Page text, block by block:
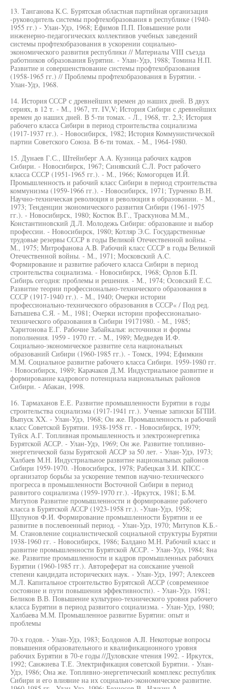
13. Танганова К.С. Бурятская областная партийная организация
-руководитель системы профтехобразования в республике (1940-
1955 гг.) - Улан-Удэ, 1968; Ефимов П.П. Повышение роли
инженерно-педагогических коллективов учебных заведений
системы профтехобразования в ускорении социально-
экономического развития республики // Материалы VIII съезда
работников образования Бурятии. - Улан-Удэ, 1988; Томина Н.П.
Развитие и совершенствование системы профтехобразования
(1958-1965 гг.) // Проблемы профтехобразования в Бурятии. -
Улан-Удэ, 1968.
14. История СССР с древнейших времен до наших дней. В двух
сериях, в 12 т. - М., 1967, тт. IV,V; История Сибири с древнейших
времен до наших дней. В 5-ти томах. - Л., 1968, тг. 2,3; История
рабочего класса Сибири в период строительства социализма
(1917-1937 гг.). - Новосибирск, 1982; История Коммунистической
партии Советского Союза. В 6-ти томах. - М., 1964-1980.
15. Дунаев Г.С., Штейнберг A.A. Кузница рабочих кадров
Сибири. - Новосибирск, 1967; Синявский С.Л. Рост рабочего
класса СССР (1951-1965 гг.). - М., 1966; Комогорцев И.Й.
Промышленность и рабочий класс Сибири в период строительства
коммунизма (1959-1966 гг.). - Новосибирск, 1971; Турченко В.Н.
Научно-техническая революция и революция в образовании. - М.,
1973; Тенденции экономического развития Сибири (1961-1975
гг.). - Новосибирск, 1980; Костюк В.Г., Траскунова М.М.,
Константиновский Д.Л. Молодежь Сибири: образование и выбор
профессии. - Новосибирск, 1980; Котляр Э.С. Государственные
трудовые резервы СССР в годы Великой Отечественной войны. -
М., 1975; Митрофанова A.B. Рабочий класс СССР в годы Великой
Отечественной войны. - М., 1971; Московский A.C.
Формирование и развитие рабочего класса Сибири в период
строительства социализма. - Новосибирск, 1968; Орлов Б.П.
Сибирь сегодня: проблемы и решения. - М., 1974; Осовский Е.С.
Развитие теории профессионально-технического образования в
СССР (1917-1940 гг.). - М., 1940; Очерки истории
профессионально-технического образования в СССР« / Под ред.
Батышева С.Я. - М., 1981; Очерки истории профессионально-
технического образования в Сибири 19171980. - М., 1985;
Харитонова Е.Г. Рабочие Забайкалья: источники и формы
пополнения. 1959 - 1970 гг. - М., 1989; Медведев И.Ф.
Социально-экономическое развитие села национальных
образований Сибири (1960-1985 гг.). - Томск, 1994; Ефимкин
М.М. Социальное развитие рабочего класса Сибири. 1959-1980 гг.
- Новосибирск, 1989; Карачаков Д.М. Индустриальное развитие и
формирование кадрового потенциала национальных районов
Сибири. - Абакан, 1998.
16. Тармаханов Е.Е. Развитие промышленности Бурятии в годы
строительства социализма (1917-1941 гг.). Ученые записки БГПИ.
Выпуск XX. - Улан-Удэ, 1968; Он же. Промышленность и рабочий
класс Советской Бурятии. 1938-1958 гг. - Новосибирск, 1979;
Туйск А.Г. Топливная промышленность и электроэнергетика
Бурятской АССР. - Улан-Удэ, 1969; Он же. Развитие топливно-
энергетической базы Бурятской АССР за 50 лет. - Улан-Удэ, 1973;
Халбаев М.Н. Индустриальное развитие национальных районов
Сибири 1959-1970. -Новосибирск, 1978; Рабецкая З.И. КПСС -
организатор борьбы за ускорение темпов научно-технического
прогресса в промышленности Восточной Сибири в период
развитого социализма (1959-1970 гг.). -Иркутск, 1981; Б.М.
Митупов Развитие промышленности и формирование рабочего
класса в Бурятской АССР (1923-1958 гг.). -Улан-Удэ, 1958;
Шулунов Ф.И. Формирование промышленности Бурятии и ее
развитие в послевоенный период. - Улан-Удэ, 1970; Митупов К.Б.-
М. Становление социалистической социальной структуры Бурятии
1938-1960 гг. - Новосибирск, 1986; Балдано М.Н. Рабочий класс и
развитие промышленности Бурятской АССР. - Улан-Удэ, 1984; 8на
же. Развитие промышленности и кадров промышленных рабочих
Бурятии (1960-1985 гг.). Автореферат на соискание ученой
степени кандидата исторических наук. - Улан-Удэ, 1997; Алексеев
М.Л. Капитальное строительство Бурятской АССР (современное
состояние и пути повышения эффективности). - Улан-Удэ. 1981;
Беликов В.В. Повышение культурно-технического уровня рабочего
класса Бурятии в период развитого социализма. - Улан-Удэ, 1980;
Халбаева М.М. Промышленное развитие Бурятии: опыт и
проблемы
70-х годов. - Улан-Удэ, 1983; Болдонов A.JI. Некоторые вопросы
повышения образовательного и квалификационного уровня
рабочих Бурятии в 70-е годы //Дуловские чтения 1992. - Иркутск,
1992; Санжиева Т.Е. Электрификация советской Бурятии. - Улан-
Удэ, 1986; Она же. Топливно-энергетический комплекс республик
Сибири и его влияние на их социально-экономическое развитие.